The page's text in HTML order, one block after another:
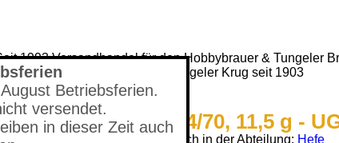
Betriebsferien.
versendet.
in dieser Zeit auch
1993 Versandhandel für den Hobbybrauer & Tungeler
(Neuer) Tungeler Krug seit 1903
Shop - W34/70, 11,5 g -
Sie befinden sich in der Abteilung: Hefe